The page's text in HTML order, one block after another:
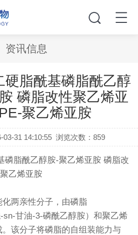
资讯信息
硬脂酰基磷脂酰乙醇
磷脂改性聚乙烯亚
聚乙烯亚胺
03-31 14:10:55 浏览次数：859
磷脂酰乙醇胺-聚乙烯亚胺 磷脂改
乙烯亚胺
两亲性分子，由磷脂
sn-甘油-3-磷酰乙醇胺）和聚乙烯
该分子将磷脂的自组装能力与